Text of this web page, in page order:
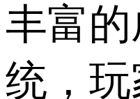
丰富
统，